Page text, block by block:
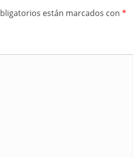
están marcados con *